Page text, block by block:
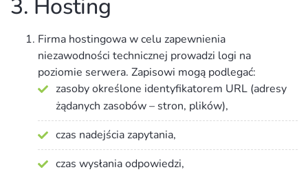
3. Hosting
Firma hostingowa w celu zapewnienia
niezawodności technicznej prowadzi logi na
poziomie serwera. Zapisowi mogą podlegać:
zasoby określone identyfikatorem URL (adresy
żądanych zasobów – stron, plików),
czas nadejścia zapytania,
czas wysłania odpowiedzi,